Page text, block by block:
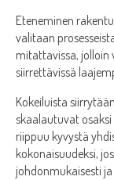
Eteneminen
valitaan
mitattavissa, jolloin
siirrettävissä
Kokeiluista
skaalautuvat
riippuu kyvystä
kokonaisuudeksi,
johdonmukaisesti